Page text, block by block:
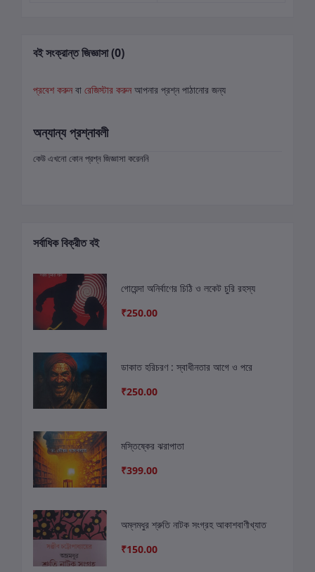
বই সংক্রান্ত জিজ্ঞাসা (0)
প্রবেশ করুন বা রেজিস্টার করুন আপনার প্রশ্ন পাঠানোর জন্য
অন্যান্য প্রশ্নাবলী
কেউ এখনো কোন প্রশ্ন জিজ্ঞাসা করেননি
সর্বাধিক বিক্রীত বই
গোয়েন্দা অনির্বাণের চিঠি ও লকেট চুরি রহস্য
₹250.00
ডাকাত হরিচরণ : স্বাধীনতার আগে ও পরে
₹250.00
মস্তিষ্কের ঝরাপাতা
₹399.00
অম্লমধুর শ্রুতি নাটক সংগ্রহ আকাশবাণীখ্যাত
₹150.00